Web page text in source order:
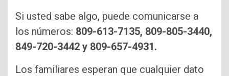
Si usted sabe algo, puede comunicarse a
los números: 809-613-7135, 809-805-3440,
849-720-3442 y 809-657-4931.
Los familiares esperan que cualquier dato